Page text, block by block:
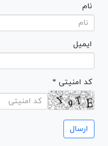
نام
ایمیل
* کد امنیتی